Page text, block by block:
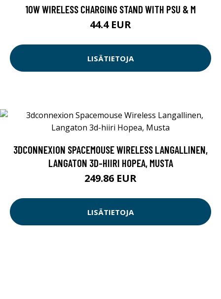
10W WIRELESS CHARGING STAND WITH PSU & M
44.4 EUR
LISÄTIETOJA
3DCONNEXION SPACEMOUSE WIRELESS LANGALLINEN,
LANGATON 3D-HIIRI HOPEA, MUSTA
249.86 EUR
LISÄTIETOJA